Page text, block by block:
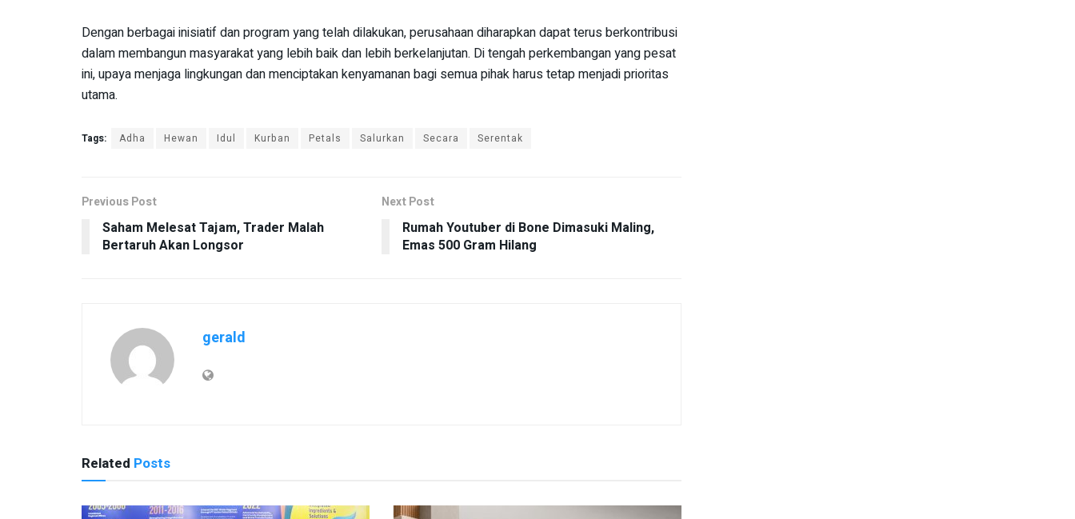
Dengan berbagai inisiatif dan program yang telah dilakukan, perusahaan diharapkan dapat terus berkontribusi
dalam membangun masyarakat yang lebih baik dan lebih berkelanjutan. Di tengah perkembangan yang pesat
ini, upaya menjaga lingkungan dan menciptakan kenyamanan bagi semua pihak harus tetap menjadi prioritas
utama.
Tags: Adha Hewan Idul Kurban Petals Salurkan Secara Serentak
Previous Post
Saham Melesat Tajam, Trader Malah
Bertaruh Akan Longsor
Next Post
Rumah Youtuber di Bone Dimasuki Maling,
Emas 500 Gram Hilang
gerald
Related Posts